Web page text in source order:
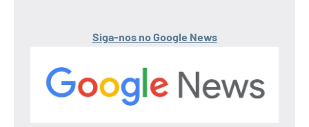
Siga-nos no Google News